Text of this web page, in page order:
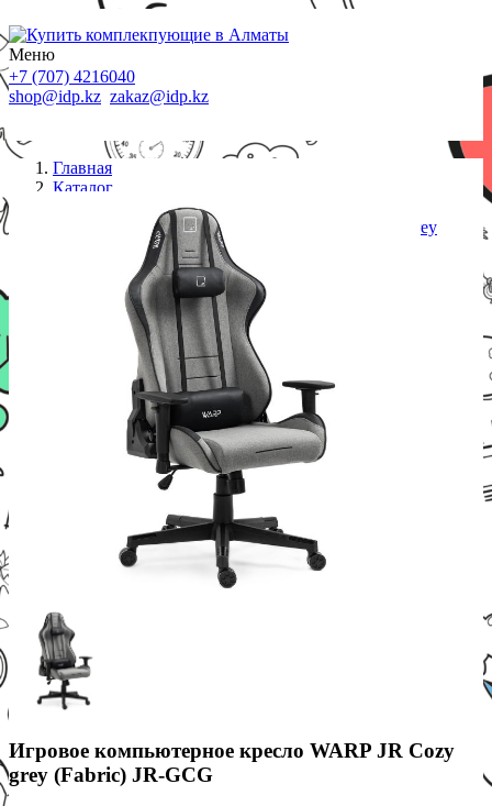
Меню
+7 (707) 4216040
shop@idp.kz zakaz@idp.kz
Главная
Каталог
Игровое компьютерное кресло WARP JR Cozy grey
(Fabric) JR-GCG
Игровое компьютерное кресло WARP JR Cozy
grey (Fabric) JR-GCG